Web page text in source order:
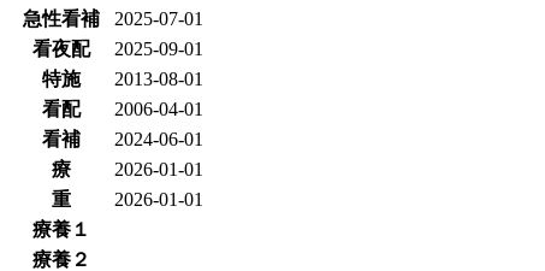
急性看補
2025-07-01
看夜配
2025-09-01
特施
2013-08-01
看配
2006-04-01
看補
2024-06-01
療
2026-01-01
重
2026-01-01
療養１
療養２